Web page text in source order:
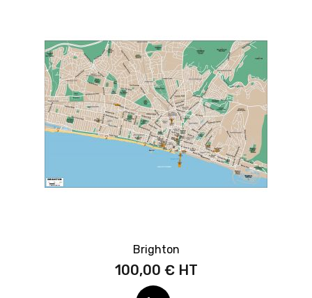
Brighton
100,00 €